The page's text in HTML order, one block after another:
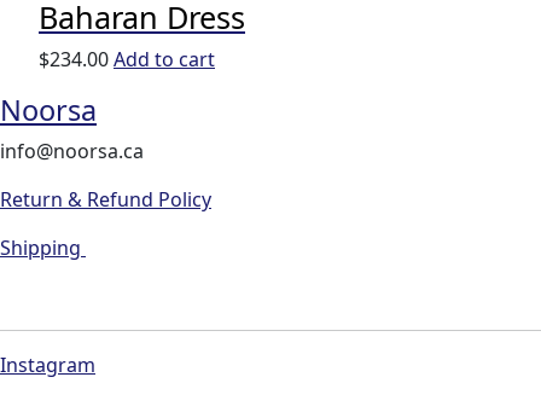
Baharan Dress
$234.00Add to cart
Noorsa
info@noorsa.ca
Return & Refund Policy
Shipping
Instagram